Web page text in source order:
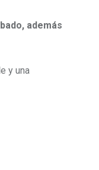
además
y una